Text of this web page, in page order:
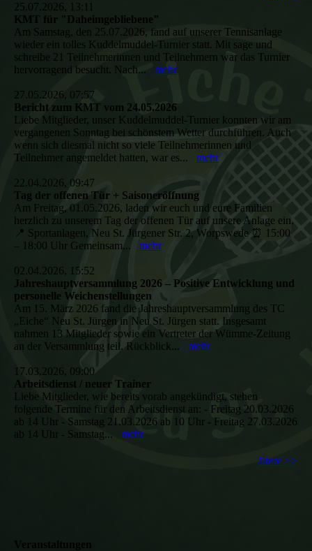
25.07.2026, 13:11
KMT für "Daheimgebliebene"
Am Samstag, den 25.07.2026, fand auf unserer Tennisanlage
wieder ein tolles Kuddelmuddel-Turnier statt. Mit sage und
schreibe 21 Teilnehmerinnen und Teilnehmern war das Turnier
hervorragend besucht. Nach... mehr
27.05.2026, 07:57
Bericht zum KMT vom 24.05.2026
Liebe Mitglieder, unser Kuddelmuddel-Turnier konnten wir am
vergangenen Sonntag bei schönstem Wetter durchführen. Auch
wenn sich diesmal nicht so viele Teilnehmerinnen und
Teilnehmer angemeldet hatten, war es... mehr
22.04.2026, 09:47
Tag der offenen Tür + Saisoneröffnung
Am Freitag, 01.05.2026, laden wir euch und eure Familien
herzlich zu unserem Tag der offenen Tür auf unsere Anlage ein.
📍 Sportanlagen, Neu St. Jürgener Str. 2, Worpswede ⏰ 15:00
– 18:00 Uhr Gemeinsam... mehr
02.04.2026, 15:52
Jahreshauptversammlung 2026 – Positive Entwicklung und
personelle Weichenstellungen
Am 15. März 2026 fand die Jahreshauptversammlung des TC
„Eiche“ Neu St. Jürgen in Neu St. Jürgen statt. Insgesamt
nahmen 13 Mitglieder sowie ein Vertreter der Wümme-Zeitung
an der Versammlung teil. Rückblick... mehr
17.03.2026, 09:00
Arbeitsdienst / neuer Trainer
Liebe Mitglieder, wie bereits vorab angekündigt, stehen
folgende Termine für den Arbeitsdienst an: - Freitag 20.03.2026
ab 14 Uhr - Samstag 21.03.2026 ab 10 Uhr - Freitag 27.03.2026
ab 14 Uhr - Samstag... mehr
ältere >>
Veranstaltungen